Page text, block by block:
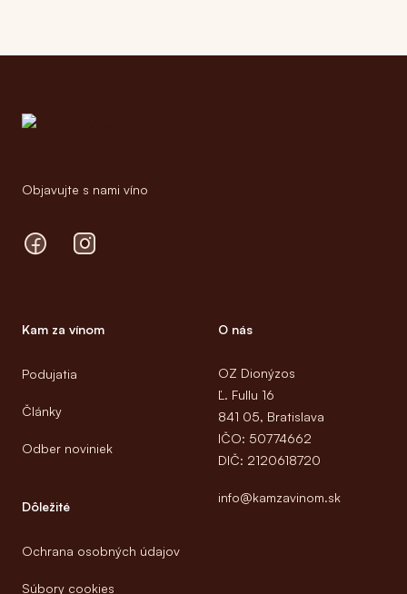
Objavujte s nami víno
FacebookInstagram
Kam za vínom
Podujatia
Články
Odber noviniek
Dôležité
Ochrana osobných údajov
Súbory cookies
O nás
OZ Dionýzos
Ľ. Fullu 16
841 05, Bratislava
IČO: 50774662
DIČ: 2120618720
info@kamzavinom.sk